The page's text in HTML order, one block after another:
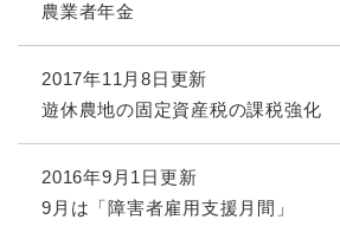
農業者年金
2017年11月8日更新
遊休農地の固定資産税の課税強化
2016年9月1日更新
9月は「障害者雇用支援月間」